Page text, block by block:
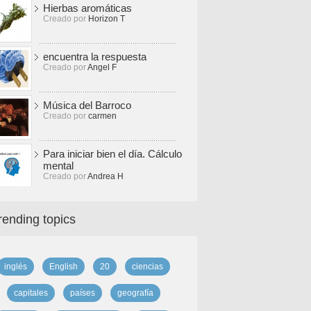
Hierbas aromáticas
Creado por Horizon T
encuentra la respuesta
Creado porAngel F
Música del Barroco
Creado por carmen
Para iniciar bien el día. Cálculo
mental
Creado porAndrea H
topics
inglés English 20 ciencias
capitales países geografía